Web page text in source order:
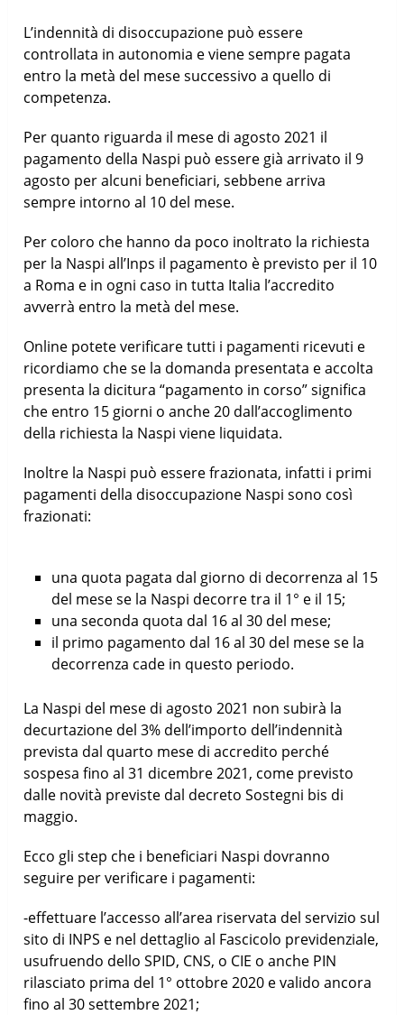
L’indennità di disoccupazione può essere
controllata in autonomia e viene sempre pagata
entro la metà del mese successivo a quello di
competenza.
Per quanto riguarda il mese di agosto 2021 il
pagamento della Naspi può essere già arrivato il 9
agosto per alcuni beneficiari, sebbene arriva
sempre intorno al 10 del mese.
Per coloro che hanno da poco inoltrato la richiesta
per la Naspi all’Inps il pagamento è previsto per il 10
a Roma e in ogni caso in tutta Italia l’accredito
avverrà entro la metà del mese.
Online potete verificare tutti i pagamenti ricevuti e
ricordiamo che se la domanda presentata e accolta
presenta la dicitura “pagamento in corso” significa
che entro 15 giorni o anche 20 dall’accoglimento
della richiesta la Naspi viene liquidata.
Inoltre la Naspi può essere frazionata, infatti i primi
pagamenti della disoccupazione Naspi sono così
frazionati:
una quota pagata dal giorno di decorrenza al 15
del mese se la Naspi decorre tra il 1° e il 15;
una seconda quota dal 16 al 30 del mese;
il primo pagamento dal 16 al 30 del mese se la
decorrenza cade in questo periodo.
La Naspi del mese di agosto 2021 non subirà la
decurtazione del 3% dell’importo dell’indennità
prevista dal quarto mese di accredito perché
sospesa fino al 31 dicembre 2021, come previsto
dalle novità previste dal decreto Sostegni bis di
maggio.
Ecco gli step che i beneficiari Naspi dovranno
seguire per verificare i pagamenti:
-effettuare l’accesso all’area riservata del servizio sul
sito di INPS e nel dettaglio al Fascicolo previdenziale,
usufruendo dello SPID, CNS, o CIE o anche PIN
rilasciato prima del 1° ottobre 2020 e valido ancora
fino al 30 settembre 2021;